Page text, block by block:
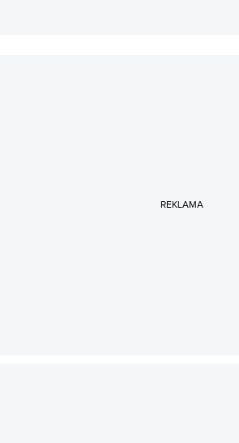
REKLAMA